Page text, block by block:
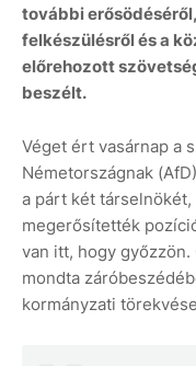
további
felkészülésről és a
előrehozott
beszélt.
Véget ért vasárnap a
Németországnak
a párt két
megerősítették
van itt, hogy győzzön.
mondta
kormányzati